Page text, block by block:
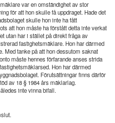
var en omständighet av stor
för att hon skulle få uppdraget. Hade det
skulle hon inte ha fått
att hon måste ha förstått detta inte verkat
utan har i stället på direkt fråga av
fastighetsmäklare. Hon har därmed
Med tanke på att hon dessutom saknat
måste hennes förfarande anses strida
Hon har därmed
Förutsättningar finns därför
av 18 § 1984 års mäklarlag.
inte vinna bifall.